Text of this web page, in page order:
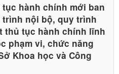
hành chính mới ban
nội bộ, quy trình
thủ tục hành chính lĩnh
phạm vi, chức năng
Khoa học và Công